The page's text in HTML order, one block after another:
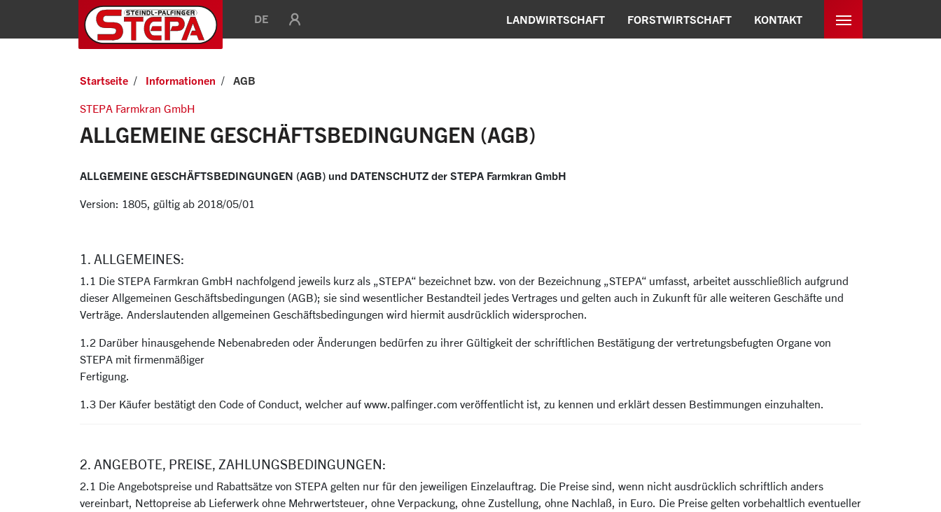
DE LANDWIRTSCHAFT FORSTWIRTSCHAFT KONTAKT
Startseite Informationen AGB
STEPA Farmkran GmbH
ALLGEMEINE GESCHÄFTSBEDINGUNGEN (AGB)
ALLGEMEINE GESCHÄFTSBEDINGUNGEN (AGB) und DATENSCHUTZ der STEPA Farmkran GmbH
Version: 1805, gültig ab 2018/05/01
1. ALLGEMEINES:
1.1 Die STEPA Farmkran GmbH nachfolgend jeweils kurz als „STEPA“ bezeichnet bzw. von der Bezeichnung „STEPA“ umfasst, arbeitet ausschließlich aufgrund
dieser Allgemeinen Geschäftsbedingungen (AGB); sie sind wesentlicher Bestandteil jedes Vertrages und gelten auch in Zukunft für alle weiteren Geschäfte und
Verträge. Anderslautenden allgemeinen Geschäftsbedingungen wird hiermit ausdrücklich widersprochen.
1.2 Darüber hinausgehende Nebenabreden oder Änderungen bedürfen zu ihrer Gültigkeit der schriftlichen Bestätigung der vertretungsbefugten Organe von
STEPA mit firmenmäßiger
Fertigung.
1.3 Der Käufer bestätigt den Code of Conduct, welcher auf www.palfinger.com veröffentlicht ist, zu kennen und erklärt dessen Bestimmungen einzuhalten.
2. ANGEBOTE, PREISE, ZAHLUNGSBEDINGUNGEN:
2.1 Die Angebotspreise und Rabattsätze von STEPA gelten nur für den jeweiligen Einzelauftrag. Die Preise sind, wenn nicht ausdrücklich schriftlich anders
vereinbart, Nettopreise ab Lieferwerk ohne Mehrwertsteuer, ohne Verpackung, ohne Zustellung, ohne Nachlaß, in Euro. Die Preise gelten vorbehaltlich eventueller